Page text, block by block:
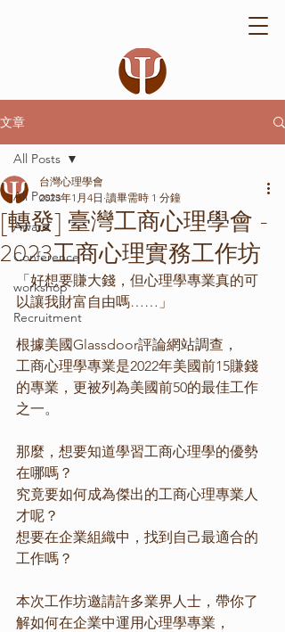
文章
All Posts
Award
Conference
workshop
Recruitment
All Posts
[轉發] 臺灣工商心理學會 -
2023工商心理實務工作坊
台灣心理學會
2023年1月4日 讀畢需時 1 分鐘
「好想要賺大錢，但心理學專業真的可
以讓我財富自由嗎……」
根據美國Glassdoor評論網站調查，
工商心理學專業是2022年美國前15賺錢
的專業，更被列為美國前50的最佳工作
之一。
那麼，想要知道學習工商心理學的優勢
在哪嗎？
究竟要如何成為傑出的工商心理專業人
才呢？
想要在企業組織中，找到自己最適合的
工作嗎？
本次工作坊邀請許多業界人士，帶你了
解如何在企業中運用心理學專業，